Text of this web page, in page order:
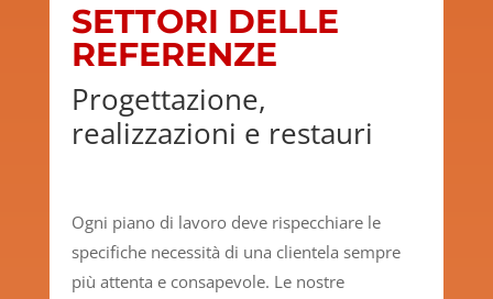
SETTORI DELLE
REFERENZE
Progettazione,
realizzazioni e restauri
Ogni piano di lavoro deve rispecchiare le
specifiche necessità di una clientela sempre
più attenta e consapevole. Le nostre